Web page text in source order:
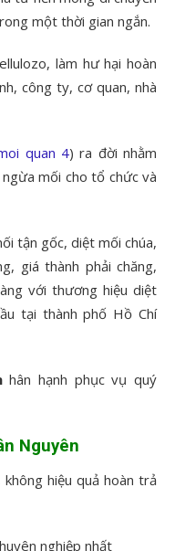
một thời gian ngắn.
làm hư hại hoàn
công ty, cơ quan, nhà
quan 4) ra đời nhằm
mối cho tổ chức và
tận gốc, diệt mối chúa,
giá thành phải chăng,
với thương hiệu diệt
tại thành phố Hồ Chí
hân hạnh phục vụ quý
Nguyên
hiệu quả hoàn trả
nghiệp nhất